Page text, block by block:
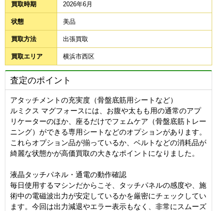
買取時期 2026年6月
状態 美品
買取方法 出張買取
買取エリア 横浜市西区
査定のポイント
アタッチメントの充実度（骨盤底筋用シートなど）
ルミクス マグフォースには、お腹や太もも用の通常のアプ
リケーターのほか、座るだけでフェムケア（骨盤底筋トレー
ニング）ができる専用シートなどのオプションがあります。
これらオプション品が揃っているか、ベルトなどの消耗品が
綺麗な状態かが高価買取の大きなポイントになりました。
液晶タッチパネル・通電の動作確認
毎日使用するマシンだからこそ、タッチパネルの感度や、施
術中の電磁波出力が安定しているかを厳密にチェックしてい
ます。今回は出力減退やエラー表示もなく、非常にスムーズ